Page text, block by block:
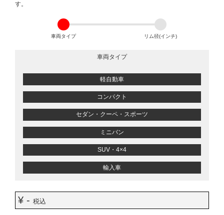
す。
車両タイプ リム径(インチ)
車両タイプ
軽自動車
コンパクト
セダン・クーペ・スポーツ
ミニバン
SUV・4×4
輸入車
¥ - 税込